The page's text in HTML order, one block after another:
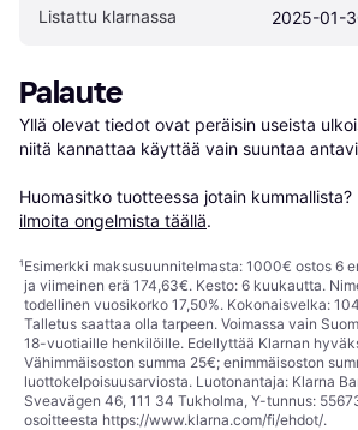
Listattu klarnassa 2025-01-
Palaute
Yllä olevat tiedot ovat peräisin useista
niitä kannattaa käyttää vain suuntaa
Huomasitko tuotteessa jotain kummallista?
ilmoita ongelmista täällä.
¹Esimerkki maksusuunnitelmasta: 1000€ ostos 6
ja viimeinen erä 174,63€. Kesto: 6 kuukautta.
todellinen vuosikorko 17,50%. Kokonaisvelka:
Talletus saattaa olla tarpeen. Voimassa vain
18-vuotiaille henkilöille. Edellyttää Klarnan
Vähimmäisoston summa 25€; enimmäisoston
luottokelpoisuusarviosta. Luotonantaja: Klarna
Sveavägen 46, 111 34 Tukholma, Y-tunnus:
osoitteesta https://www.klarna.com/fi/ehdot/.